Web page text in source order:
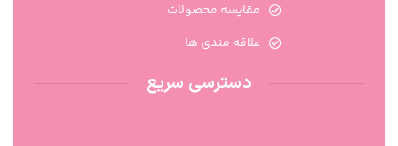
مقایسه محصولات
علاقه مندی ها
دسترسی سریع